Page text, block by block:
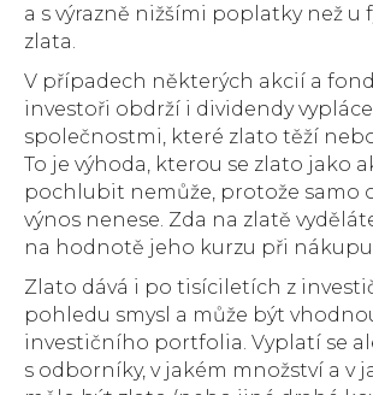
a s výrazně nižšími poplatky než u
zlata.
V případech některých akcií a
investoři obdrží i dividendy
společnostmi, které zlato těží
To je výhoda, kterou se zlato jako
pochlubit nemůže, protože samo
výnos nenese. Zda na zlatě
na hodnotě jeho kurzu při
Zlato dává i po tisíciletích z
pohledu smysl a může být
investičního portfolia. Vyplatí se
s odborníky, v jakém množství a v